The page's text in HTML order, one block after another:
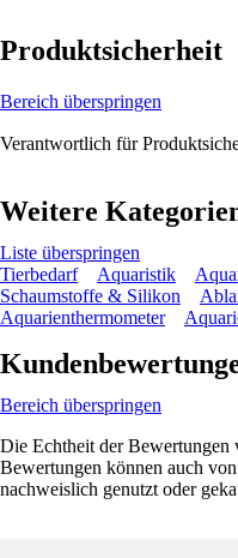
Produktsicherheit
Bereich überspringen
Verantwortlich für
Weitere
Liste überspringen
Tierbedarf
Aquaristik
Schaumstoffe & Silikon
Aquarienthermometer
Bereich überspringen
Die Echtheit der Bewertungen
Bewertungen können auch
nachweislich genutzt oder